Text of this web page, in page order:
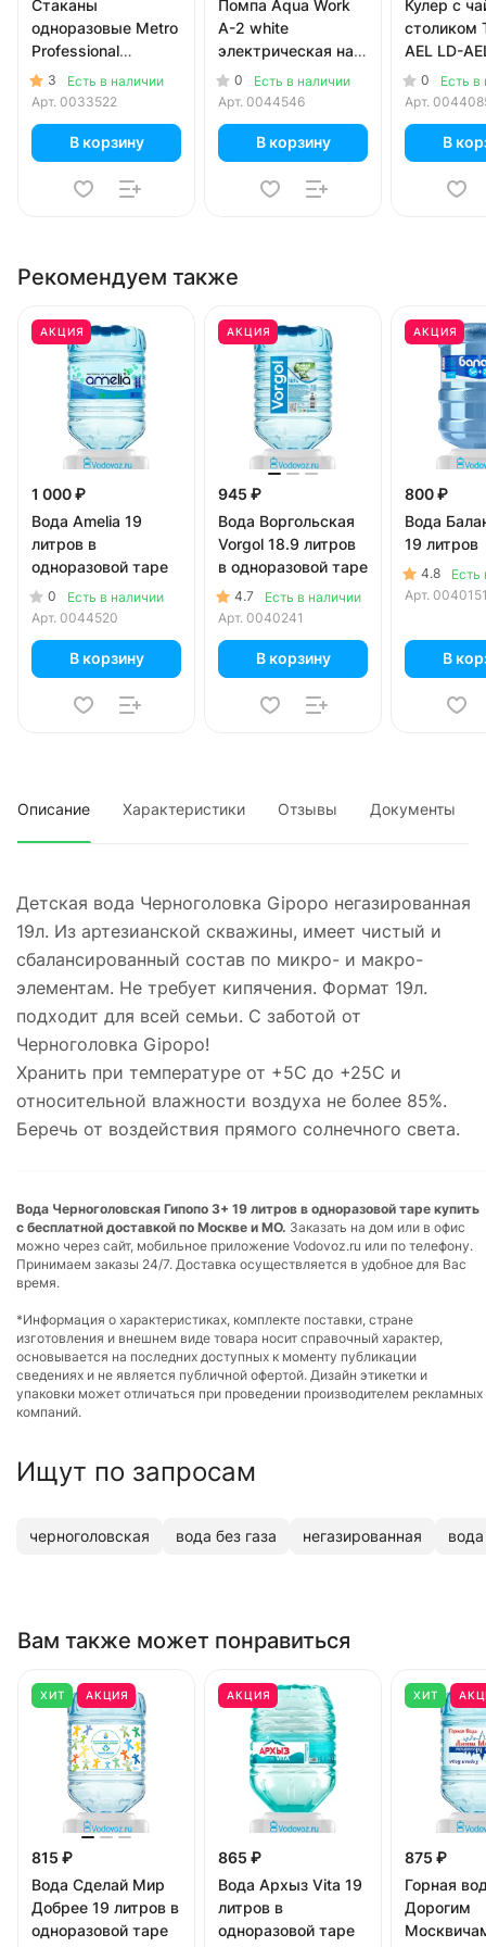
Стаканы
одноразовые Metro
Professional
картонные 400 мл
50 шт. в уп.
3
Есть в наличии
Арт. 0033522
В корзину
Помпа Aqua Work
A-2 white
электрическая на
аккумуляторе с
USB-адаптером
коробке)
0
Есть в наличии
Арт. 0044546
В корзину
Кулер с
столиком
AEL LD-
coffee
0
Есть в
Арт.
В
Рекомендуем также
АКЦИЯ
1 000 ₽
Вода Amelia 19
литров в
одноразовой таре
0
Есть в наличии
Арт. 0044520
В корзину
АКЦИЯ
945 ₽
Вода Воргольская
Vorgol 18.9 литров
в одноразовой таре
4.7
Есть в наличии
Арт. 0040241
В корзину
АКЦИЯ
800 ₽
Вода
19 литров
4.8
Есть
Арт.
В
Описание Характеристики Отзывы Документы
Детская вода Черноголовка Gipopo негазированная
19л. Из артезианской скважины, имеет чистый и
сбалансированный состав по микро- и макро-
элементам. Не требует кипячения. Формат 19л.
подходит для всей семьи. С заботой от
Черноголовка Gipopo!
Хранить при температуре от +5С до +25С и
относительной влажности воздуха не более 85%.
Беречь от воздействия прямого солнечного света.
Вода Черноголовская Гипопо 3+ 19 литров в одноразовой таре купить
с бесплатной доставкой по Москве и МО. Заказать на дом или в офис
можно через сайт, мобильное приложение Vodovoz.ru или по телефону.
Принимаем заказы 24/7. Доставка осуществляется в удобное для Вас
время.
*Информация о характеристиках, комплекте поставки, стране
изготовления и внешнем виде товара носит справочный характер,
основывается на последних доступных к моменту публикации
сведениях и не является публичной офертой. Дизайн этикетки и
упаковки может отличаться при проведении производителем рекламных
компаний.
Ищут по запросам
черноголовская вода без газа негазированная
Вам также может понравиться
ХИТ АКЦИЯ
815 ₽
Вода Сделай Мир
Добрее 19 литров в
одноразовой таре
АКЦИЯ
865 ₽
Вода Архыз Vita 19
литров в
одноразовой таре
ХИТ
875 ₽
Горная
Дорогим